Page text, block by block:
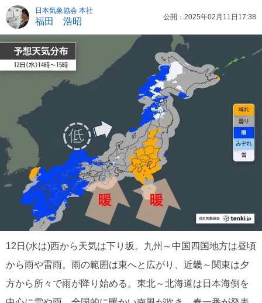
日本気象協会 本社
福田 浩昭 公開：2025年02月11日17:38
12日(水は)西から天気は下り坂。九州～中国四国地方は昼頃
から雨や雷雨。雨の範囲は東へと広がり、近畿～関東は夕
方から所々で雨が降り始める。東北～北海道は日本海側を